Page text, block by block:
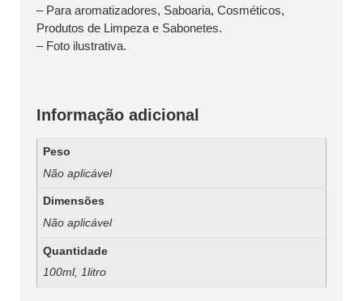
– Para aromatizadores, Saboaria, Cosméticos,
Produtos de Limpeza e Sabonetes.
– Foto ilustrativa.
Informação adicional
Peso
Não aplicável
Dimensões
Não aplicável
Quantidade
100ml, 1litro